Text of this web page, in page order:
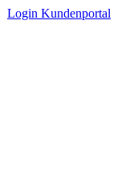
Login Kundenportal